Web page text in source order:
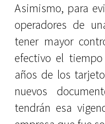
Asimismo, para
operadores de
tener mayor
efectivo el
años de los
nuevos
tendrán esa